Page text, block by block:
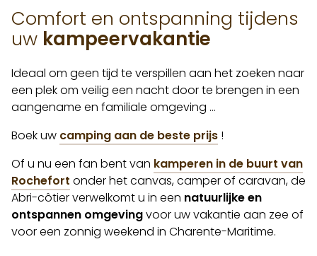
Comfort en ontspanning tijdens
uw kampeervakantie
Ideaal om geen tijd te verspillen aan het zoeken naar
een plek om veilig een nacht door te brengen in een
aangename en familiale omgeving …
Boek uw camping aan de beste prijs !
Of u nu een fan bent van kamperen in de buurt van
Rochefort onder het canvas, camper of caravan, de
Abri-côtier verwelkomt u in een natuurlijke en
ontspannen omgevingvoor uw vakantie aan zee of
voor een zonnig weekend in Charente-Maritime.